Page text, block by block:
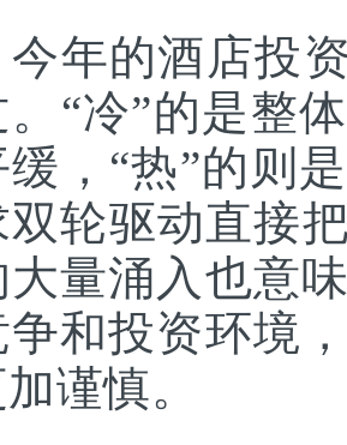
年的酒店投
“冷”的是整
，“热”的则
轮驱动直接
量涌入也意
和投资环境
谨慎。